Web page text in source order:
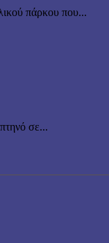
πάρκου που...
σε...